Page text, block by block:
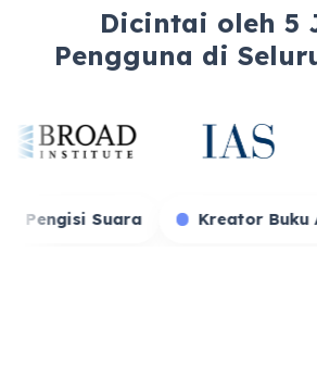
Dicintai oleh 5
Pengguna di
Game Pengisi Suara